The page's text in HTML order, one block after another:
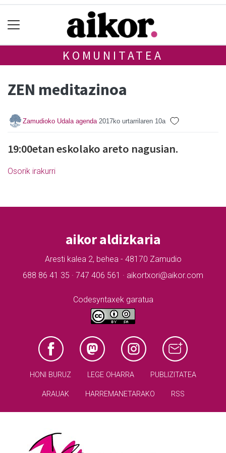
KOMUNITATEA
ZEN meditazinoa
Zamudioko Udala agenda 2017ko urtarrilaren 10a
19:00etan eskolako areto nagusian.
Osorik irakurri
aikor aldizkaria
Aresti kalea 2, behea - 48170 Zamudio
688 86 41 35 · 747 406 561 · aikortxori@aikor.com
Codesyntaxek garatua
HONI BURUZ LEGE OHARRA PUBLIZITATEA
ARAUAK HARREMANETARAKO RSS